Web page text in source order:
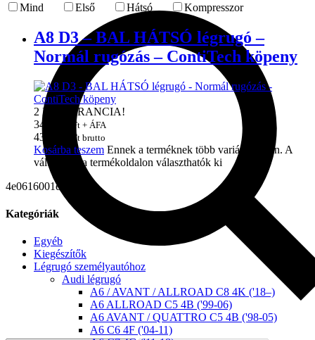
Mind
Első Hátsó Kompresszor
A8 D3 – BAL HÁTSÓ légrugó –
Normál rugózás – ContiTech köpeny
2 ÉV GARANCIA!
345.000
Ft + ÁFA
438.150 Ft brutto
Kosárba teszem Ennek a terméknek több variációja van. A
változatok a termékoldalon választhatók ki
4e0616001e
Kategóriák
Egyéb
Kiegészítők
Légrugó személyautóhoz
Audi légrugó
A6 / AVANT / ALLROAD C8 4K ('18–)
A6 ALLROAD C5 4B ('99-06)
A6 AVANT / QUATTRO C5 4B ('98-05)
A6 C6 4F ('04-11)